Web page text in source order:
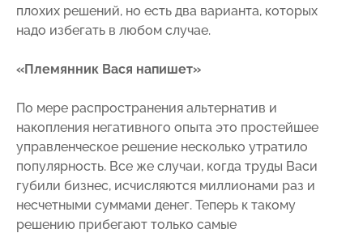
плохих решений, но есть два варианта, которых
надо избегать в любом случае.
«Племянник Вася напишет»
По мере распространения альтернатив и
накопления негативного опыта это простейшее
управленческое решение несколько утратило
популярность. Все же случаи, когда труды Васи
губили бизнес, исчисляются миллионами раз и
несчетными суммами денег. Теперь к такому
решению прибегают только самые